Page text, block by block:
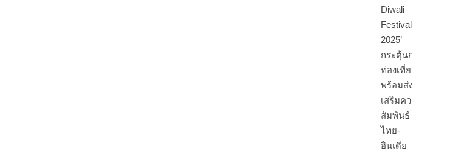
Diwali
Festival
2025’
กระตุ้นการ
ท่องเที่ยว
พร้อมส่ง
เสริมความ
สัมพันธ์
ไทย-
อินเดีย